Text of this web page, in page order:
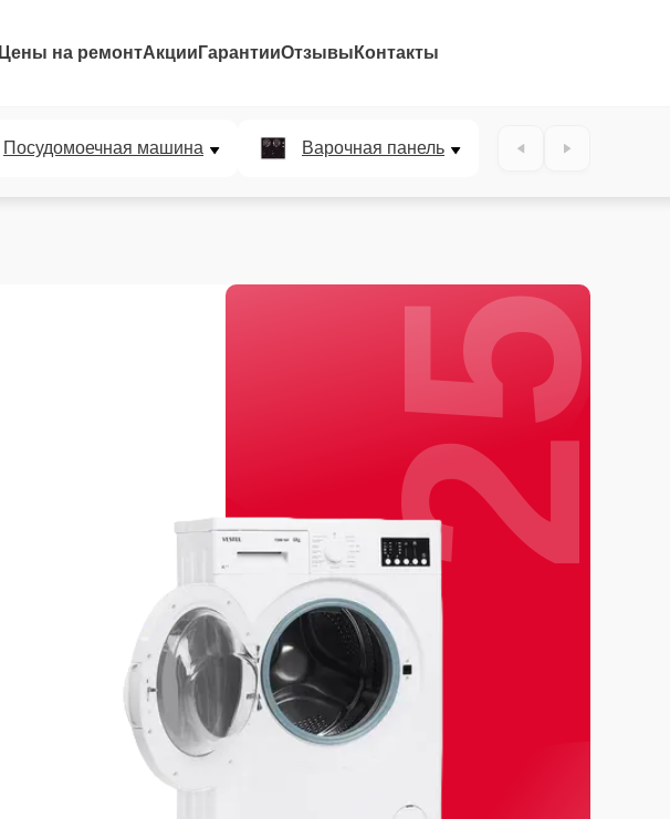
Цены на ремонтАкции ГарантииОтзывы Контакты
Посудомоечная машина Варочная панель
25%